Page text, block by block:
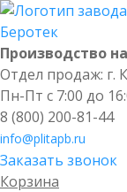
Производство
Отдел продаж: г.
Пн-Пт с 7:00 до
8 (800) 200-81-44
info@plitapb.ru
Заказать звонок
Корзина